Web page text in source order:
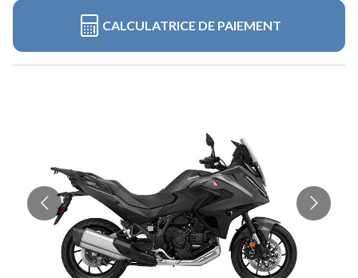
CALCULATRICE DE PAIEMENT